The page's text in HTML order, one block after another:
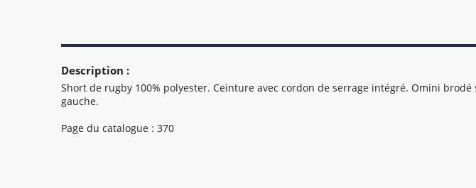
Description :
Short de rugby 100% polyester. Ceinture avec cordon de serrage intégré. Omini
gauche.
Page du catalogue : 370